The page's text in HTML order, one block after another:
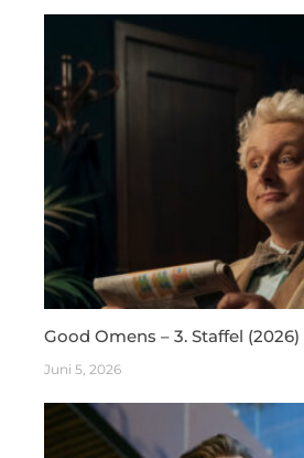
Good Omens – 3. Staffel (2026)
Juni 5, 2026